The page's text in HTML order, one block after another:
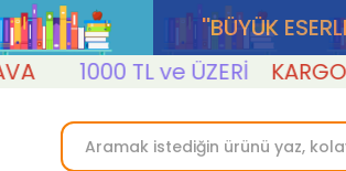
''BÜYÜK
1000 TL ve ÜZERİ KARGO